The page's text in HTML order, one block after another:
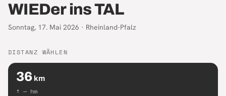
WIEDer ins TAL
Sonntag, 17. Mai 2026 · Rheinland-Pfalz
DISTANZ WÄHLEN
36 km
↑ —hm